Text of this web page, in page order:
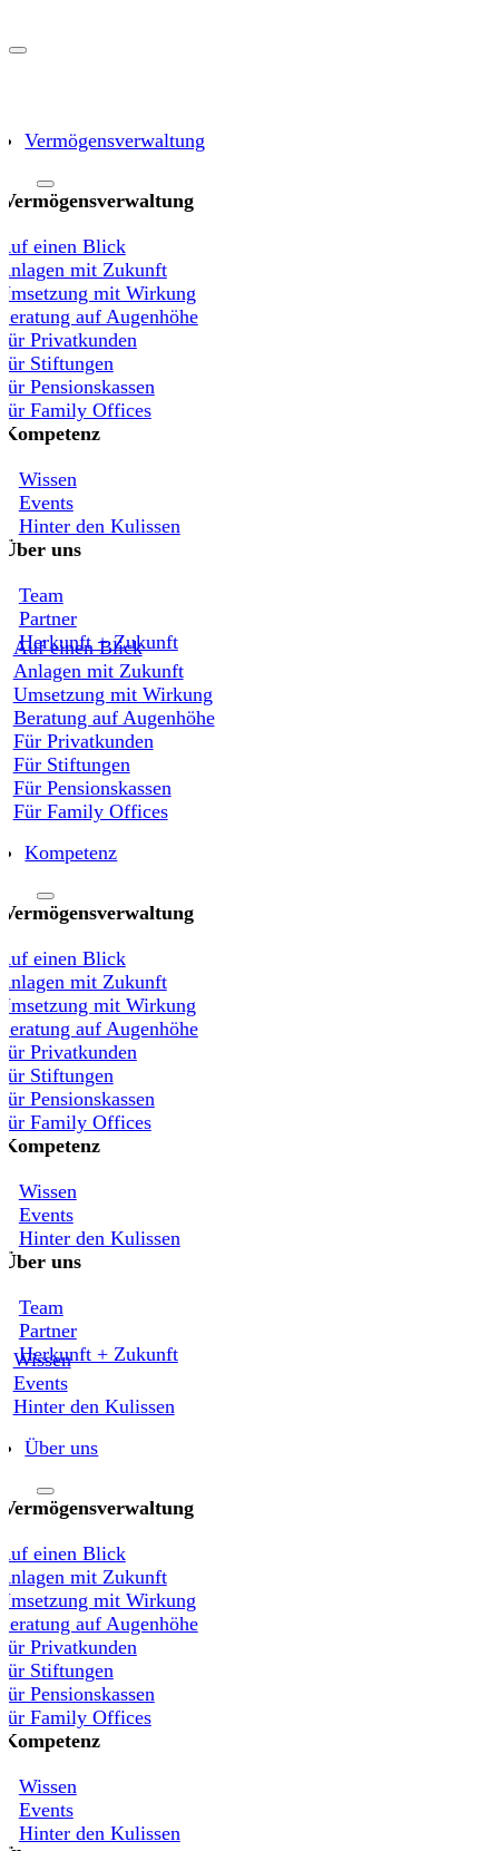
to
Toggle
Vermögensverwaltung
Vermögensverwaltung
einen Blick
mit Zukunft
mit Wirkung
auf Augenhöhe
Privatkunden
Stiftungen
Pensionskassen
Family Offices
Kompetenz
Wissen
Events
Hinter den Kulissen
Über uns
Team
Partner
Herkunft + Zukunft
Auf einen Blick
Anlagen mit Zukunft
Umsetzung mit Wirkung
Beratung auf Augenhöhe
Für Privatkunden
Für Stiftungen
Für Pensionskassen
Für Family Offices
Kompetenz
Vermögensverwaltung
einen Blick
mit Zukunft
mit Wirkung
auf Augenhöhe
Privatkunden
Stiftungen
Pensionskassen
Family Offices
Kompetenz
Wissen
Events
Hinter den Kulissen
Über uns
Team
Partner
Herkunft + Zukunft
Wissen
Events
Hinter den Kulissen
Über uns
Vermögensverwaltung
einen Blick
mit Zukunft
mit Wirkung
auf Augenhöhe
Privatkunden
Stiftungen
Pensionskassen
Family Offices
Kompetenz
Wissen
Events
Hinter den Kulissen